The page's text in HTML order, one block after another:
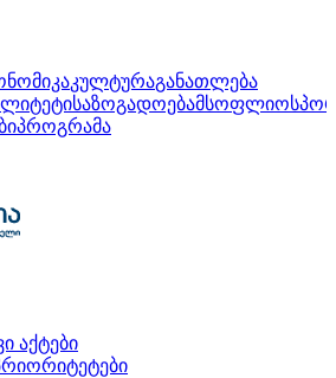
კულტურაგანათლება
საზოგადოებამსოფლიო
პროგრამა
აქტები